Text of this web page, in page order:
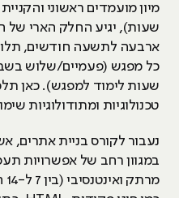
שעות), יגיע החלק הארי של
ארבעה לתשעה חודשים,
שעות לימוד למפגש). כאן
טכנולוגיות ומתודולוגיות
נעבור לקורס בניית אתרים,
במגוון רחב של אפשרויות